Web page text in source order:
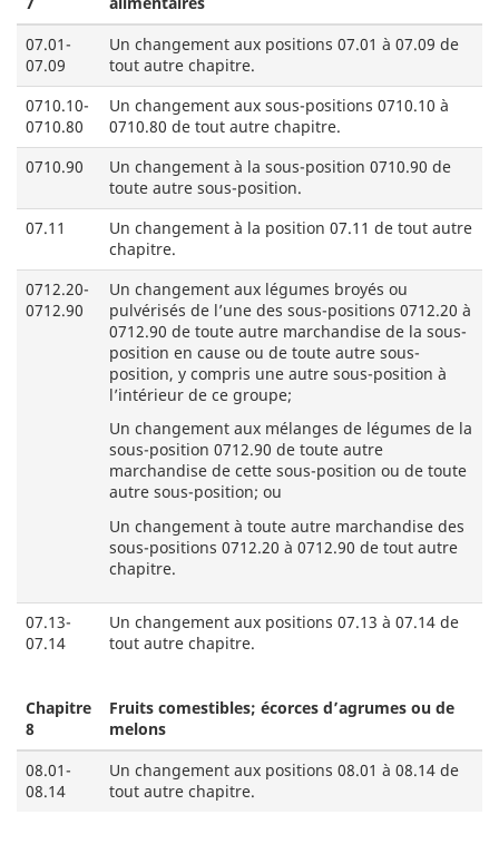
07.01-
07.09
Un changement aux positions 07.01 à 07.09 de
tout autre chapitre.
0710.10-
0710.80
Un changement aux sous-positions 0710.10 à
0710.80 de tout autre chapitre.
0710.90
Un changement à la sous-position 0710.90 de
toute autre sous-position.
07.11
Un changement à la position 07.11 de tout autre
chapitre.
0712.20-
0712.90
Un changement aux légumes broyés ou
pulvérisés de l’une des sous-positions 0712.20 à
0712.90 de toute autre marchandise de la sous-
position en cause ou de toute autre sous-
position, y compris une autre sous-position à
l’intérieur de ce groupe;
Un changement aux mélanges de légumes de la
sous-position 0712.90 de toute autre
marchandise de cette sous-position ou de toute
autre sous-position; ou
Un changement à toute autre marchandise des
sous-positions 0712.20 à 0712.90 de tout autre
chapitre.
07.13-
07.14
Un changement aux positions 07.13 à 07.14 de
tout autre chapitre.
Chapitre
8
Fruits comestibles; écorces d’agrumes ou de
melons
08.01-
08.14
Un changement aux positions 08.01 à 08.14 de
tout autre chapitre.